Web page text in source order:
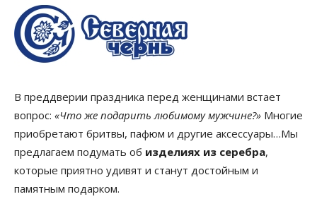
В преддверии праздника перед женщинами встает
вопрос: «Что же подарить любимому мужчине?» Многие
приобретают бритвы, пафюм и другие аксессуары…Мы
предлагаем подумать об изделиях из серебра,
которые приятно удивят и станут достойным и
памятным подарком.